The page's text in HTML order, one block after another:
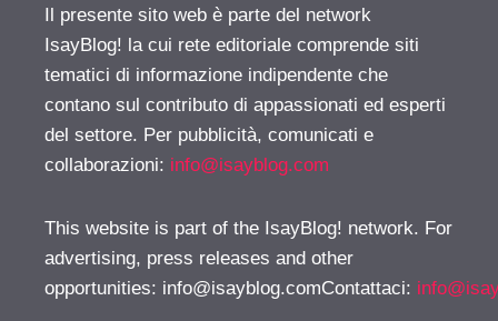
Il presente sito web è parte del network
IsayBlog! la cui rete editoriale comprende siti
tematici di informazione indipendente che
contano sul contributo di appassionati ed esperti
del settore. Per pubblicità, comunicati e
collaborazioni: info@isayblog.com
This website is part of the IsayBlog! network. For
advertising, press releases and other
opportunities: info@isayblog.comContattaci: